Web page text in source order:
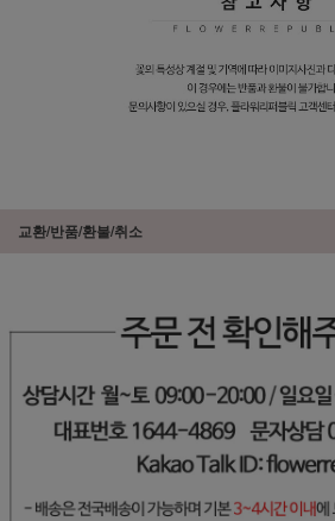
교환/반품/환불/취소